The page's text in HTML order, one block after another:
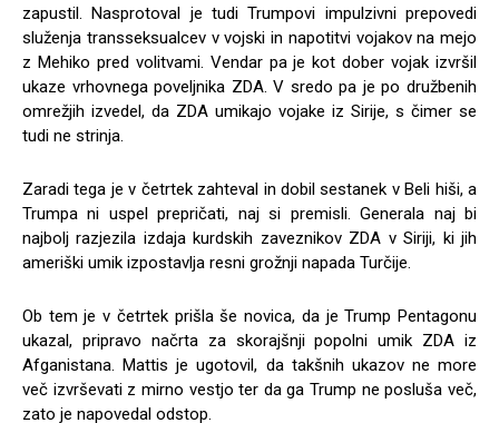
zapustil. Nasprotoval je tudi Trumpovi impulzivni prepovedi
služenja transseksualcev v vojski in napotitvi vojakov na mejo
z Mehiko pred volitvami. Vendar pa je kot dober vojak izvršil
ukaze vrhovnega poveljnika ZDA. V sredo pa je po družbenih
omrežjih izvedel, da ZDA umikajo vojake iz Sirije, s čimer se
tudi ne strinja.
Zaradi tega je v četrtek zahteval in dobil sestanek v Beli hiši, a
Trumpa ni uspel prepričati, naj si premisli. Generala naj bi
najbolj razjezila izdaja kurdskih zaveznikov ZDA v Siriji, ki jih
ameriški umik izpostavlja resni grožnji napada Turčije.
Ob tem je v četrtek prišla še novica, da je Trump Pentagonu
ukazal, pripravo načrta za skorajšnji popolni umik ZDA iz
Afganistana. Mattis je ugotovil, da takšnih ukazov ne more
več izvrševati z mirno vestjo ter da ga Trump ne posluša več,
zato je napovedal odstop.